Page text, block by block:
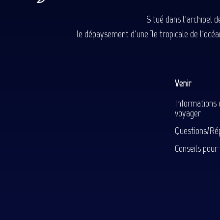
Situé dans l'archipel
le dépaysement d'une île tropicale de
Venir
Informations
voyager
Questions/
Conseils